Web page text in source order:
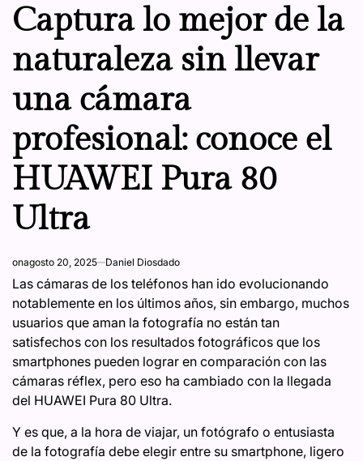
Captura lo mejor de la
naturaleza sin llevar
una cámara
profesional: conoce el
HUAWEI Pura 80
Ultra
onagosto 20, 2025 Daniel Diosdado
Las cámaras de los teléfonos han ido evolucionando
notablemente en los últimos años, sin embargo, muchos
usuarios que aman la fotografía no están tan
satisfechos con los resultados fotográficos que los
smartphones pueden lograr en comparación con las
cámaras réflex, pero eso ha cambiado con la llegada
del HUAWEI Pura 80 Ultra.
Y es que, a la hora de viajar, un fotógrafo o entusiasta
de la fotografía debe elegir entre su smartphone, ligero